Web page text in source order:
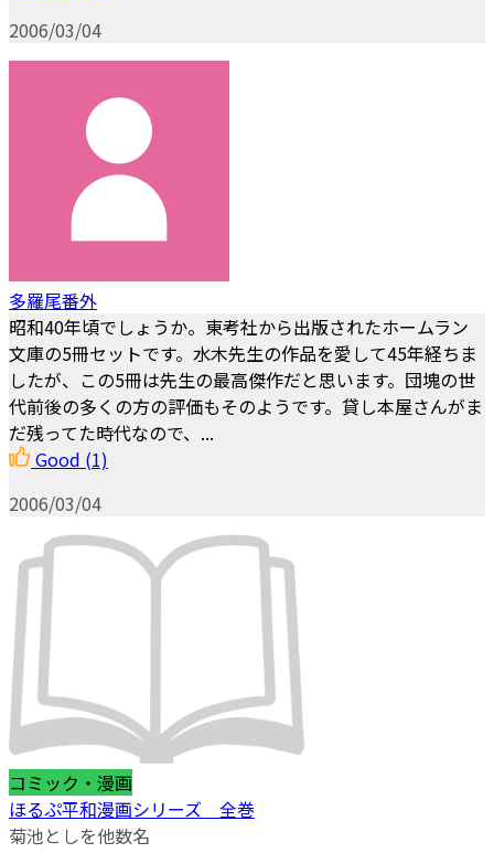
2006/03/04
多羅尾番外
昭和40年頃でしょうか。東考社から出版されたホームラン
文庫の5冊セットです。水木先生の作品を愛して45年経ちま
したが、この5冊は先生の最高傑作だと思います。団塊の世
代前後の多くの方の評価もそのようです。貸し本屋さんがま
だ残ってた時代なので、...
Good (1)
2006/03/04
コミック・漫画
ほるぷ平和漫画シリーズ 全巻
菊池としを他数名